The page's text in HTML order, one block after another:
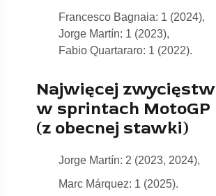
Francesco Bagnaia: 1 (2024),
Jorge Martín: 1 (2023),
Fabio Quartararo: 1 (2022).
Najwięcej zwycięstw
w sprintach MotoGP
(z obecnej stawki)
Jorge Martín: 2 (2023, 2024),
Marc Márquez: 1 (2025).